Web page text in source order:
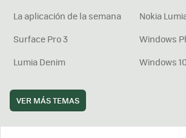
La aplicación de la semana
Nokia
Surface Pro 3
Windows
Lumia Denim
Windows
VER MÁS TEMAS